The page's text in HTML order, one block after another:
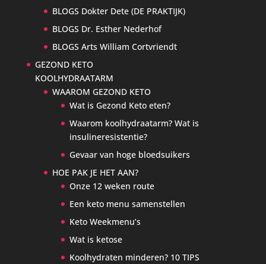
BLOGS Dokter Dete (DE PRAKTIJK)
BLOGS Dr. Esther Nederhof
BLOGS Arts William Cortvriendt
GEZOND KETO
KOOLHYDRAATARM
WAAROM GEZOND KETO
Wat is Gezond Keto eten?
Waarom koolhydraatarm? Wat is
insulineresistentie?
Gevaar van hoge bloedsuikers
HOE PAK JE HET AAN?
Onze 12 weken route
Een keto menu samenstellen
Keto Weekmenu’s
Wat is ketose
Koolhydraten minderen? 10 TIPS